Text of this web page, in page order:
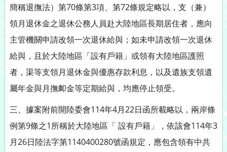
簡稱退撫法）第70條第3項、第72條規定略以，支（兼）
領月退休金之退休公務人員赴大陸地區長期居住者，應向
主管機關申請改領一次退休給與；如未申請改領一次退休
給與，且於大陸地區「設有戶籍」或領有大陸地區護照
者，渠等支領月退休金與優惠存款利息，以及遺族支領遺
屬年金與月撫卹金等定期給與，均應停止領受。
三、據案附前開陸委會114年4月22日函所載略以，兩岸條
例第9條之1所稱於大陸地區「 設有戶籍」，依該會114年3
月26日陸法字第1140400280號函規定，應包含領有中共